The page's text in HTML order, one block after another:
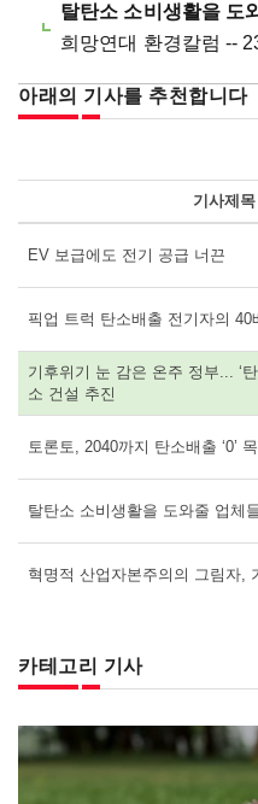
탈탄소 소비생활을 도
희망연대 환경칼럼 --
아래의 기사를 추천합니다
기사제목
EV 보급에도 전기 공급 너끈
픽업 트럭 탄소배출 전기자의 40
기후위기 눈 감은 온주 정부... ‘
소 건설 추진
토론토, 2040까지 탄소배출 ‘0’
탈탄소 소비생활을 도와줄 업체
혁명적 산업자본주의의 그림자,
카테고리 기사